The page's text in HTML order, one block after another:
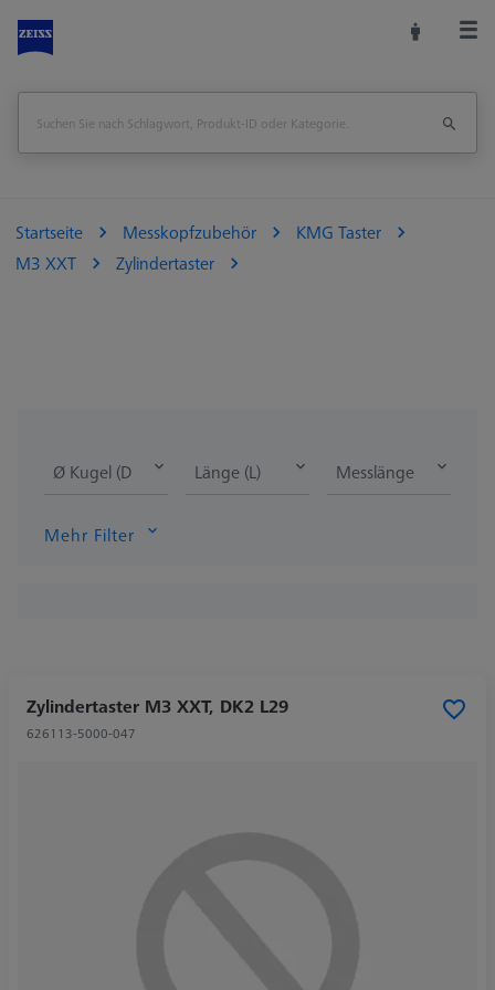
Startseite Messkopfzubehör
KMG Taster
M3 XXT
Zylindertaster
Ø Kugel (DK) Länge (L) Messlänge (ML)
Mehr Filter
Zylindertaster M3 XXT, DK2 L29
626113-5000-047